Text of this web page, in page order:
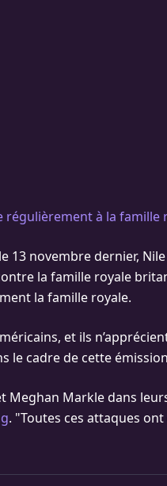
régulièrement à la famille
13 novembre dernier,
la famille royale
la famille royale.
et ils
le cadre de cette
Meghan Markle dans
. "Toutes ces attaques